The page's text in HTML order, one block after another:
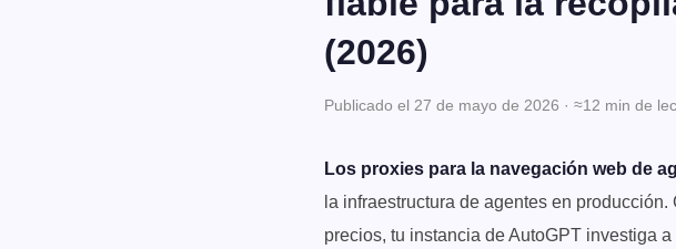
(2026)
Publicado el 27 de mayo de 2026 · ≈12 min de
Los proxies para la navegación web de
la infraestructura de agentes en
precios, tu instancia de AutoGPT investiga